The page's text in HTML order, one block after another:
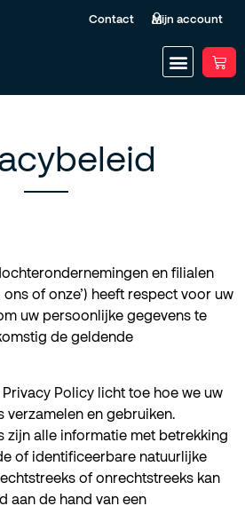
Contact Mijn account
en filialen
ons of onze’) heeft respect voor uw
uw persoonlijke gegevens te
de geldende
Policy licht toe hoe we uw
en gebruiken.
zijn alle informatie met betrekking
of identificeerbare natuurlijke
of onrechtstreeks kan
aan de hand van een